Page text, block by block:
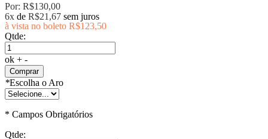
Por: R$130,00
6x de R$21,67 sem juros
à vista no boleto R$123,50
Qtde:
ok + -
Comprar
*Escolha o Aro
* Campos Obrigatórios
Qtde: